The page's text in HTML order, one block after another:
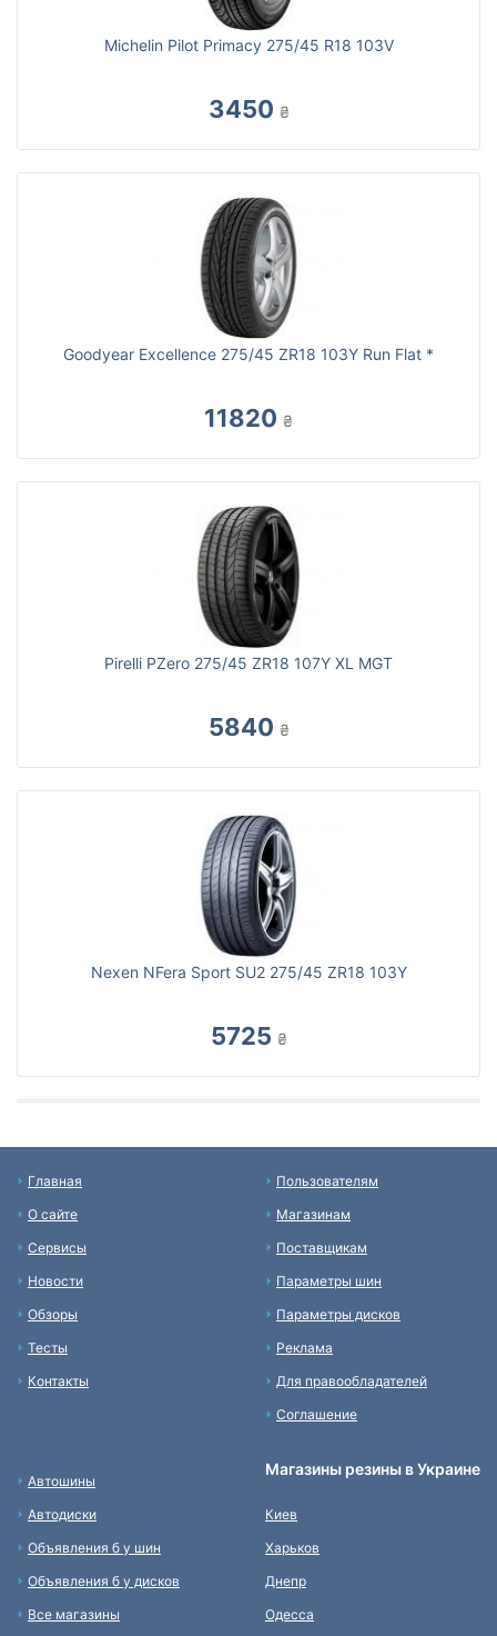
Michelin Pilot Primacy 275/45 R18 103V
3450 ₴
Goodyear Excellence 275/45 ZR18 103Y Run Flat *
11820 ₴
Pirelli PZero 275/45 ZR18 107Y XL MGT
5840 ₴
Nexen NFera Sport SU2 275/45 ZR18 103Y
5725 ₴
Главная
О сайте
Сервисы
Новости
Обзоры
Тесты
Контакты
Пользователям
Магазинам
Поставщикам
Параметры шин
Параметры дисков
Реклама
Для правообладателей
Соглашение
Автошины
Автодиски
Объявления б у шин
Объявления б у дисков
Все магазины
Магазины резины в Украине
Киев
Харьков
Днепр
Одесса